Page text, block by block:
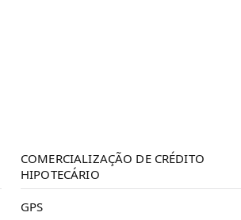
COMERCIALIZAÇÃO DE CRÉDITO
HIPOTECÁRIO
GPS